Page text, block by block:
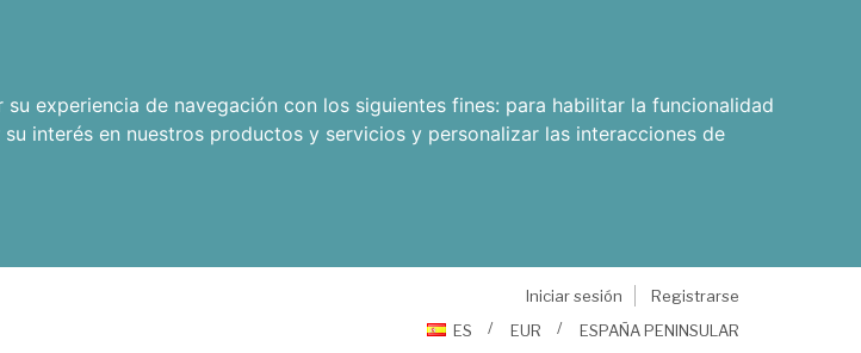
experiencia de navegación con los siguientes fines: para habilitar la funcionalidad
su interés en nuestros productos y servicios y personalizar las interacciones de
Iniciar sesión
Registrarse
ES
EUR ESPAÑA PENINSULAR